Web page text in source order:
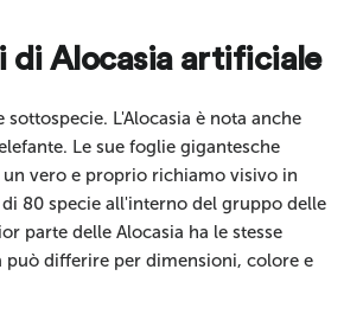
di Alocasia artificiale
sottospecie. L'Alocasia è nota anche
Le sue foglie gigantesche
un vero e proprio richiamo visivo in
80 specie all'interno del gruppo delle
parte delle Alocasia ha le stesse
può differire per dimensioni, colore e